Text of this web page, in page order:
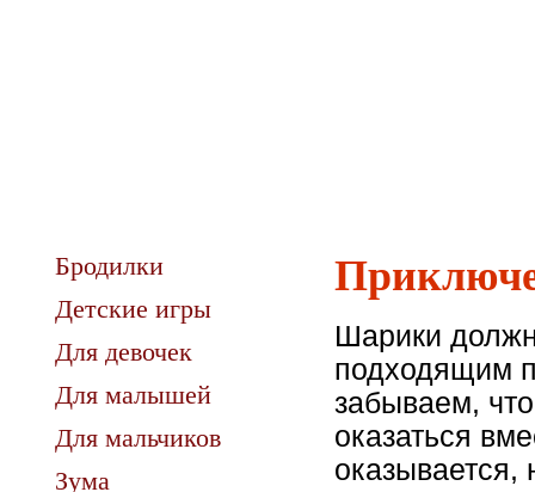
Бродилки
Детские игры
Для девочек
Для малышей
Для мальчиков
Зума
Шарики
подходящим
забываем,
оказаться
оказывается,